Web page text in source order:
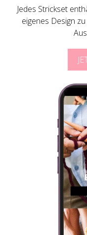
Jedes Strickset
eigenes Design